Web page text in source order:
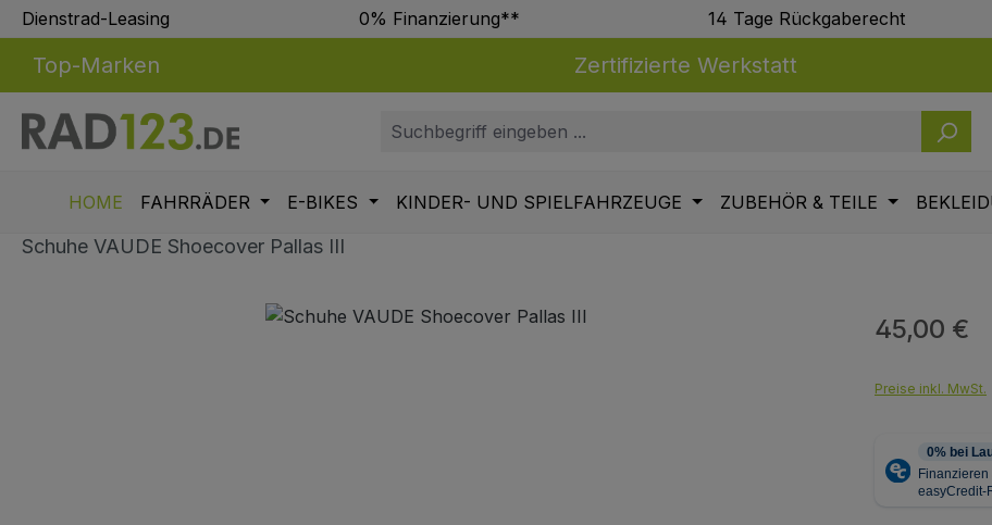
Hauptinhalt springen
Zur Suche springen
Zur Hauptnavigation springen
Dienstrad-Leasing 0% Finanzierung** 14 Tage Rückgaberecht
Top-Marken Zertifizierte Werkstatt
HOME FAHRRÄDER E-BIKES KINDER- UND SPIELFAHRZEUGE ZUBEHÖR & TEILE
Schuhe VAUDE Shoecover Pallas III
Regulärer
45,00 €
Preise inkl. MwSt.